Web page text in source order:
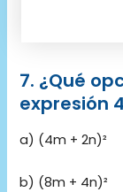
7. ¿Qué
expresión
a) (4m + 2n)²
b) (8m + 4n)²